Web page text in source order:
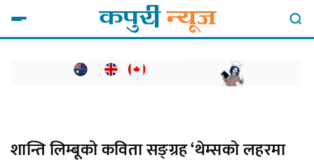
शान्ति लिम्बूको कविता सङ्ग्रह ‘थेम्सको लहरमा